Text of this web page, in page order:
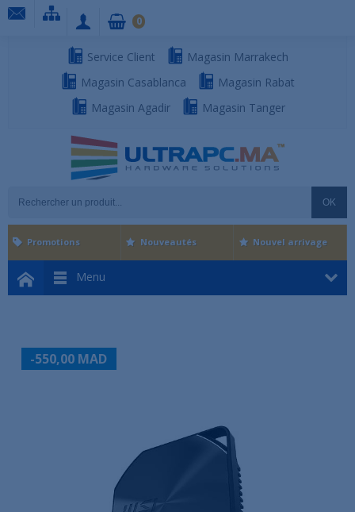
Service Client
Magasin Marrakech
Magasin Casablanca
Magasin Rabat
Magasin Agadir
Magasin Tanger
OK
0
Menu
Promotions Nouveautés Nouvel arrivage
-550,00 MAD